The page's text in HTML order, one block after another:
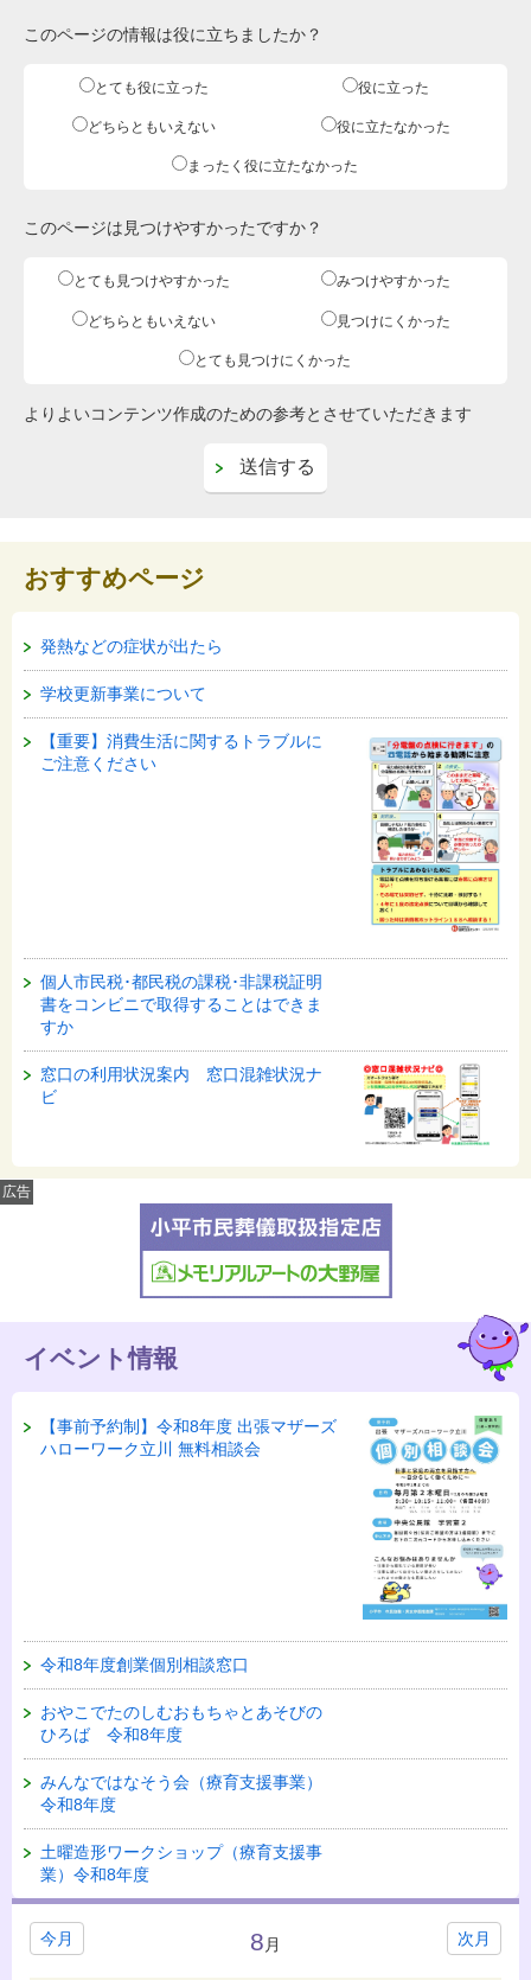
このページの情報は役に立ちましたか？
とても役に立った 役に立った
どちらともいえない 役に立たなかった
まったく役に立たなかった
このページは見つけやすかったですか？
とても見つけやすかった みつけやすかった
どちらともいえない 見つけにくかった
とても見つけにくかった
よりよいコンテンツ作成のための参考とさせていただきます
おすすめページ
発熱などの症状が出たら
学校更新事業について
【重要】消費生活に関するトラブルに
ご注意ください
個人市民税･都民税の課税･非課税証明
書をコンビニで取得することはできま
すか
窓口の利用状況案内 窓口混雑状況ナ
ビ
広告
イベント情報
【事前予約制】令和8年度 出張マザーズ
ハローワーク立川 無料相談会
令和8年度創業個別相談窓口
おやこでたのしむおもちゃとあそびの
ひろば 令和8年度
みんなではなそう会（療育支援事業）
令和8年度
土曜造形ワークショップ（療育支援事
業）令和8年度
今月 次月
8 月